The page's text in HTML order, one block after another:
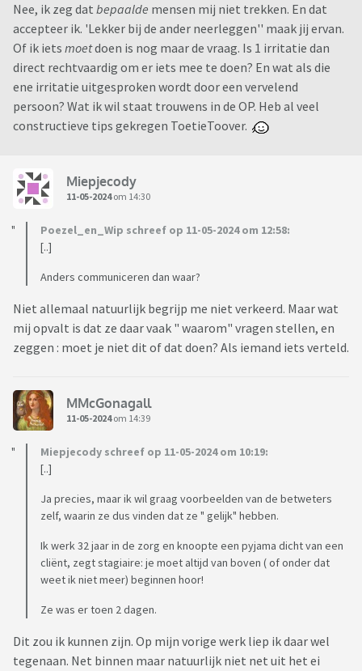
Nee, ik zeg dat bepaalde mensen mij niet trekken. En dat
accepteer ik. 'Lekker bij de ander neerleggen'' maak jij ervan.
Of ik iets moetdoen is nog maar de vraag. Is 1 irritatie dan
direct rechtvaardig om er iets mee te doen? En wat als die
ene irritatie uitgesproken wordt door een vervelend
persoon? Wat ik wil staat trouwens in de OP. Heb al veel
constructieve tips gekregen ToetieToover.
Miepjecody
11-05-2024om 14:30
Poezel_en_Wip schreef op 11-05-2024 om 12:58:
[..]
Anders communiceren dan waar?
Niet allemaal natuurlijk begrijp me niet verkeerd. Maar wat
mij opvalt is dat ze daar vaak " waarom" vragen stellen, en
zeggen : moet je niet dit of dat doen? Als iemand iets verteld.
MMcGonagall
11-05-2024om 14:39
Miepjecody schreef op 11-05-2024 om 10:19:
[..]
Ja precies, maar ik wil graag voorbeelden van de betweters
zelf, waarin ze dus vinden dat ze " gelijk" hebben.
Ik werk 32 jaar in de zorg en knoopte een pyjama dicht van een
cliënt, zegt stagiaire: je moet altijd van boven ( of onder dat
weet ik niet meer) beginnen hoor!
Ze was er toen 2 dagen.
Dit zou ik kunnen zijn. Op mijn vorige werk liep ik daar wel
tegenaan. Net binnen maar natuurlijk niet net uit het ei